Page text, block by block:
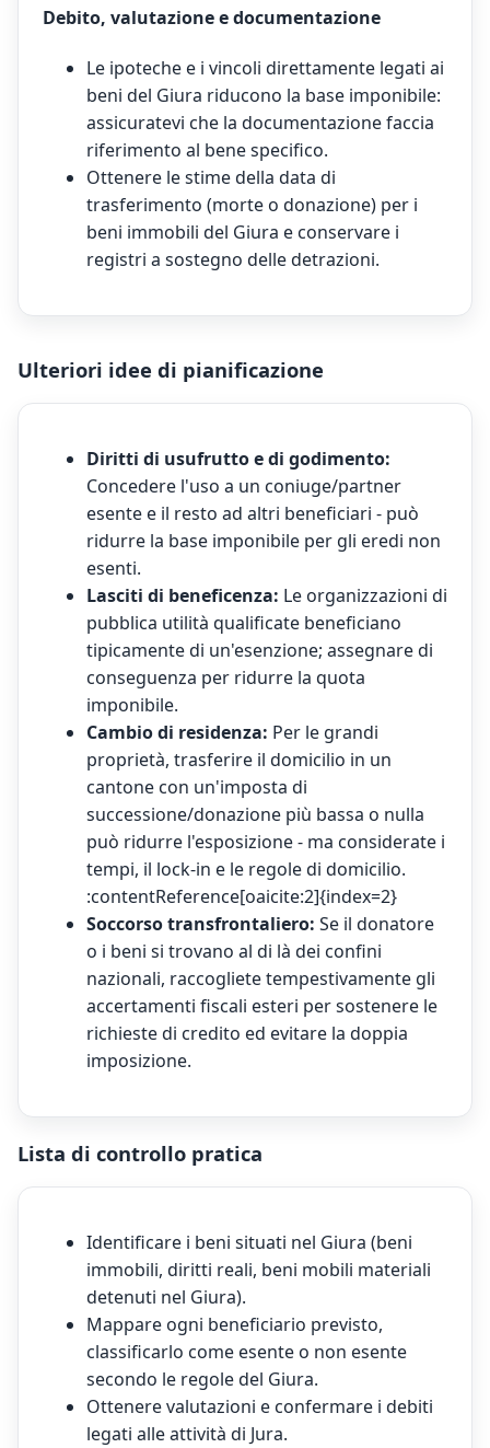
Debito, valutazione e documentazione
Le ipoteche e i vincoli direttamente legati ai
beni del Giura riducono la base imponibile:
assicuratevi che la documentazione faccia
riferimento al bene specifico.
Ottenere le stime della data di
trasferimento (morte o donazione) per i
beni immobili del Giura e conservare i
registri a sostegno delle detrazioni.
Ulteriori idee di pianificazione
Diritti di usufrutto e di godimento:
Concedere l'uso a un coniuge/partner
esente e il resto ad altri beneficiari - può
ridurre la base imponibile per gli eredi non
esenti.
Lasciti di beneficenza: Le organizzazioni di
pubblica utilità qualificate beneficiano
tipicamente di un'esenzione; assegnare di
conseguenza per ridurre la quota
imponibile.
Cambio di residenza: Per le grandi
proprietà, trasferire il domicilio in un
cantone con un'imposta di
successione/donazione più bassa o nulla
può ridurre l'esposizione - ma considerate i
tempi, il lock-in e le regole di domicilio.
:contentReference[oaicite:2]{index=2}
Soccorso transfrontaliero: Se il donatore
o i beni si trovano al di là dei confini
nazionali, raccogliete tempestivamente gli
accertamenti fiscali esteri per sostenere le
richieste di credito ed evitare la doppia
imposizione.
Lista di controllo pratica
Identificare i beni situati nel Giura (beni
immobili, diritti reali, beni mobili materiali
detenuti nel Giura).
Mappare ogni beneficiario previsto,
classificarlo come esente o non esente
secondo le regole del Giura.
Ottenere valutazioni e confermare i debiti
legati alle attività di Jura.